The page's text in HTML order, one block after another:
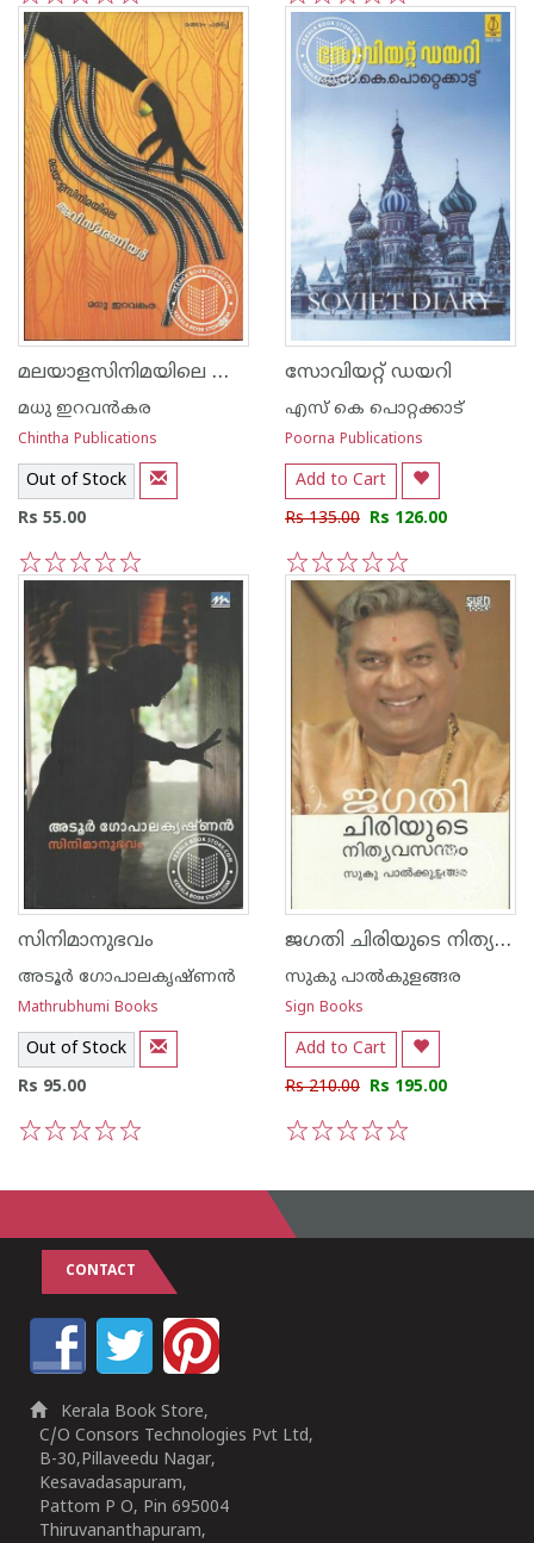
5
4
3
2
1 5
4
3
2
1
മലയാളസിനിമയിലെ അവിസ്മരണീയര്‍
മധു ഇറവന്‍‌കര
Chintha Publications
Out of Stock
Rs 55.00
5
4
3
2
1
സോവിയറ്റ് ഡയറി
എസ്‌ കെ പൊറ്റക്കാട്‌
Poorna Publications
Add to Cart
Rs 135.00 Rs 126.00
5
4
3
2
1
സിനിമാനുഭവം
അടൂര്‍ ഗോപാലകൃഷ്ണന്‍
Mathrubhumi Books
Out of Stock
Rs 95.00
ജഗതി ചിരിയുടെ നിത്യവസന്തം
സുകു പാല്‍കുളങ്ങര
Sign Books
Add to Cart
Rs 210.00 Rs 195.00
CONTACT
Kerala Book Store,
C/O Consors Technologies Pvt Ltd,
B-30,Pillaveedu Nagar,
Kesavadasapuram,
Pattom P O, Pin 695004
Thiruvananthapuram,